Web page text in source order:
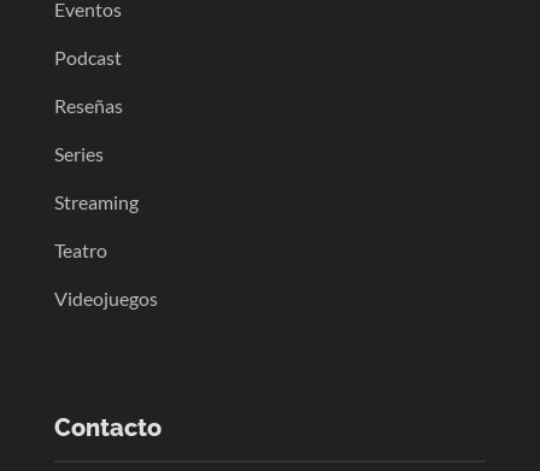
Eventos
Podcast
Reseñas
Series
Streaming
Teatro
Videojuegos
Contacto